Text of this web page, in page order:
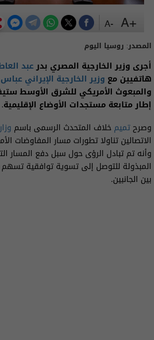
المصدر: روسيا اليوم
أجرى وزير الخارجية المصري بدرعبد
هاتفيين مع وزير الخارجية الإيراني
والمبعوث الأمريكي للشرق الأوسط
إطار متابعة مستجدات الأوضاع الإقليمية.
وصرحتميمخلاف المتحدث الرسمى باسم
الاتصالين تناولا تطورات مسار المفاوضات
وأنه تم تبادل الرؤى حول سبل دفع المسار
المبذولة للتوصل إلى تسوية توافقية
بين الجانبين.
+A
-A